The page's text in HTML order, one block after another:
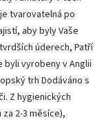
tvarovatelná po
aby byly Vaše
úderech, Patří
byli vyrobeny v Anglii
trh Dodáváno s
Z hygienických
2-3 měsíce),